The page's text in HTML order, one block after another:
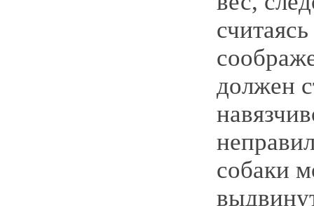
должен
собаки